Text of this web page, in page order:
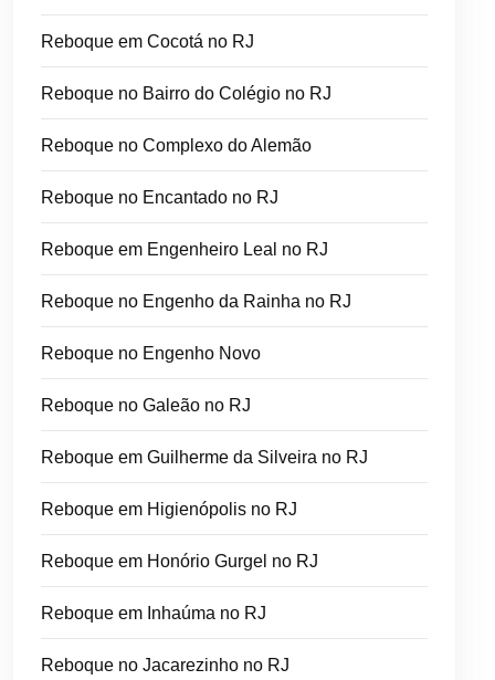
Reboque em Cocotá no RJ
Reboque no Bairro do Colégio no RJ
Reboque no Complexo do Alemão
Reboque no Encantado no RJ
Reboque em Engenheiro Leal no RJ
Reboque no Engenho da Rainha no RJ
Reboque no Engenho Novo
Reboque no Galeão no RJ
Reboque em Guilherme da Silveira no RJ
Reboque em Higienópolis no RJ
Reboque em Honório Gurgel no RJ
Reboque em Inhaúma no RJ
Reboque no Jacarezinho no RJ